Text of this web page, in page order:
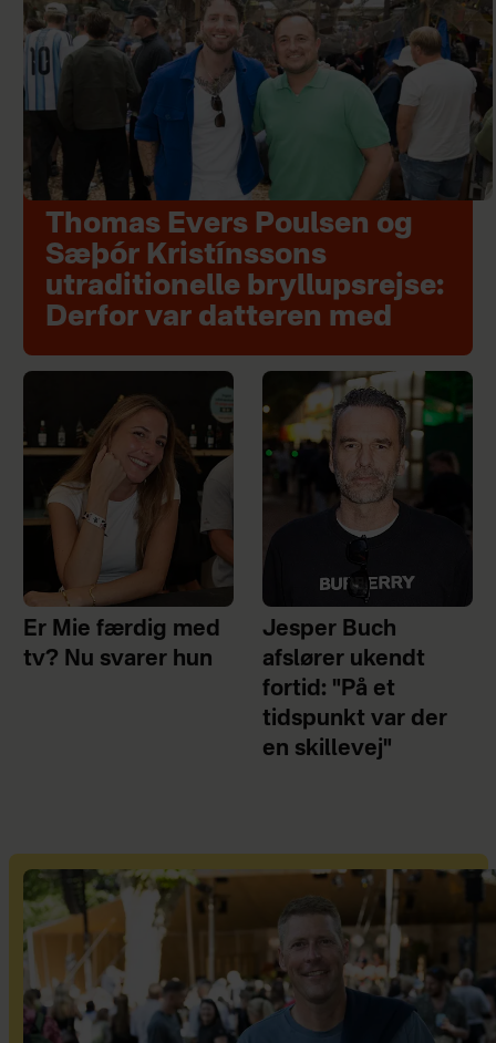
Thomas Evers Poulsen og
Sæþór Kristínssons
utraditionelle bryllupsrejse:
Derfor var datteren med
Er Mie færdig med
tv? Nu svarer hun
Jesper Buch
afslører ukendt
fortid: "På et
tidspunkt var der
en skillevej"